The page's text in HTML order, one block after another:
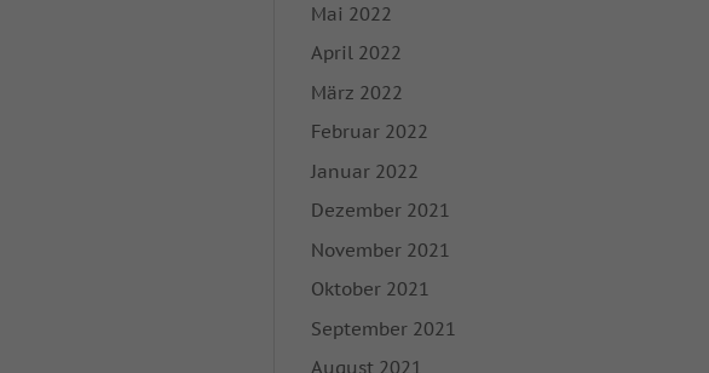
Mai 2022
April 2022
März 2022
Februar 2022
Januar 2022
Dezember 2021
November 2021
Oktober 2021
September 2021
August 2021
personalisierte Werbung anzuzeigen. Sie